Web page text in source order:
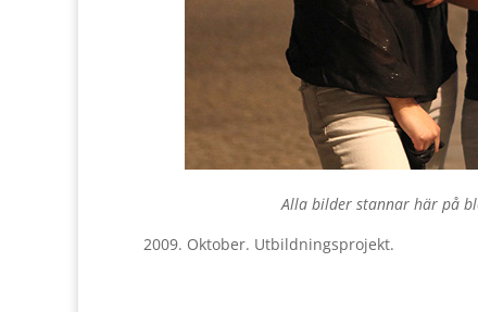
Alla bilder stannar här på
2009. Oktober. Utbildningsprojekt.